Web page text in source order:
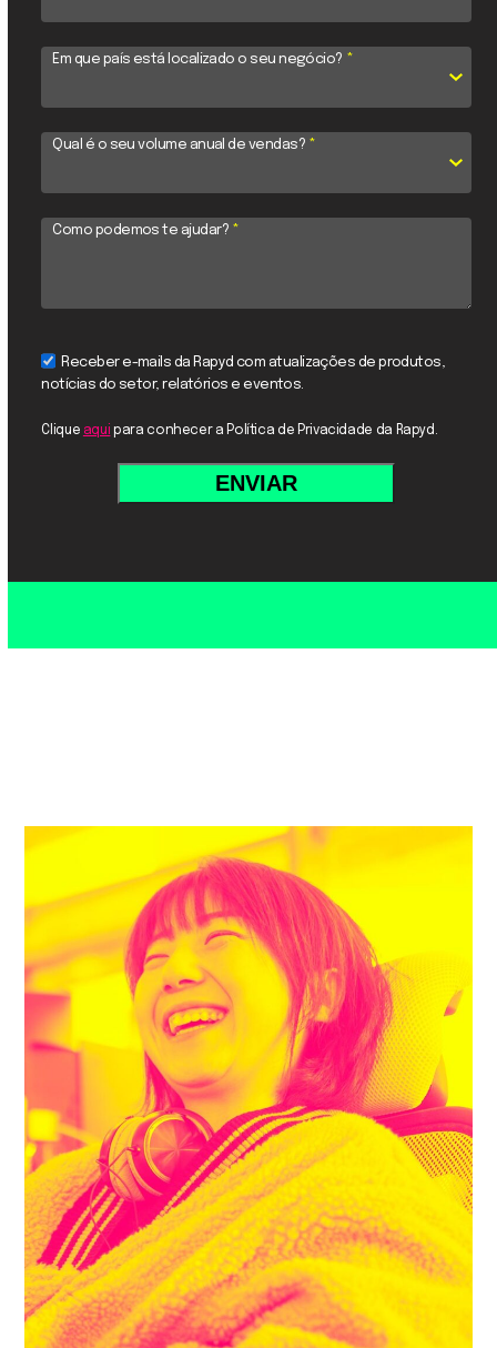
Em que país está localizado o seu negócio? *
Qual é o seu volume anual de vendas? *
Como podemos te ajudar? *
Receber e-mails da Rapyd com atualizações de produtos,
notícias do setor, relatórios e eventos.
Clique aqui para conhecer a Política de Privacidade da Rapyd.